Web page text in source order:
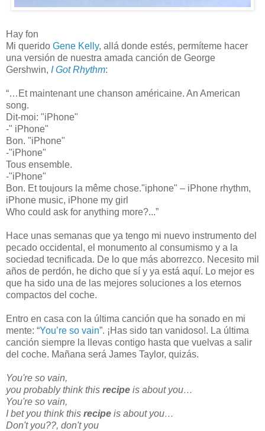
Hay fon
Mi querido Gene Kelly, allá donde estés, permíteme hacer
una versión de nuestra amada canción de George
Gershwin, I Got Rhythm:
“…Et maintenant une chanson américaine. An American
song.
Dit-moi: "iPhone"
-" iPhone"
Bon. "iPhone"
-"iPhone"
Tous ensemble.
-"iPhone"
Bon. Et toujours la même chose."iphone" – iPhone rhythm,
iPhone music, iPhone my girl
Who could ask for anything more?...”
Hace unas semanas que ya tengo mi nuevo instrumento del
pecado occidental, el monumento al consumismo y a la
sociedad tecnificada. De lo que más aborrezco. Necesito mil
años de perdón, he dicho que sí y ya está aquí. Lo mejor es
que ha sido una de las mejores soluciones a los eternos
compactos del coche.
Entro en casa con la última canción que ha sonado en mi
mente: “You’re so vain”. ¡Has sido tan vanidoso!. La última
canción siempre la llevas contigo hasta que vuelvas a salir
del coche. Mañana será James Taylor, quizás.
You're so vain,
you probably think this recipe is about you…
You're so vain,
I bet you think this recipe is about you…
Don't you??, don't you